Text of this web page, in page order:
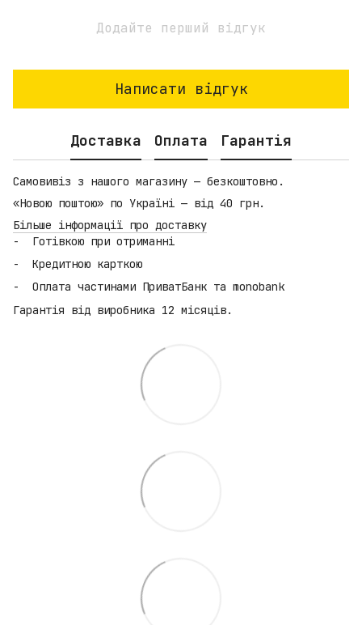
Додайте перший відгук
Написати відгук
Доставка Оплата Гарантія
Самовивіз з нашого магазину — безкоштовно.
«Новою поштою» по Україні — від 40 грн.
Більше інформації про доставку
Готівкою при отриманні
Кредитною карткою
Оплата частинами ПриватБанк та monobank
Гарантія від виробника 12 місяців.